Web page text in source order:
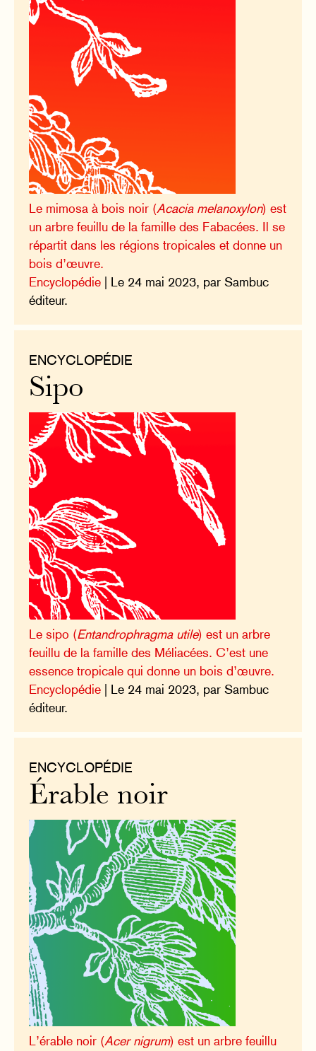
Le mimosa à bois noir (Acacia melanoxylon) est
un arbre feuillu de la famille des Fabacées. Il se
répartit dans les régions tropicales et donne un
bois d’œuvre.
Encyclopédie | Le 24 mai 2023, par Sambuc
éditeur.
ENCYCLOPÉDIE
Sipo
Le sipo (Entandrophragma utile) est un arbre
feuillu de la famille des Méliacées. C’est une
essence tropicale qui donne un bois d’œuvre.
Encyclopédie | Le 24 mai 2023, par Sambuc
éditeur.
ENCYCLOPÉDIE
Érable noir
L’érable noir (Acer nigrum) est un arbre feuillu